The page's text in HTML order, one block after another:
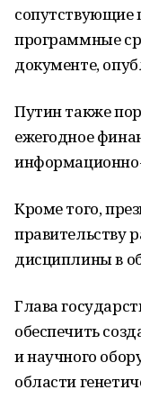
сопутствующие
программные
документе,
Путин также
ежегодное
Кроме того,
правительству
дисциплины в
Глава
обеспечить
и научного
области